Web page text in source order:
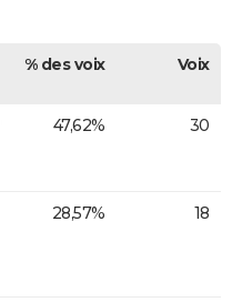
% des voix Voix
47,62% 30
28,57% 18